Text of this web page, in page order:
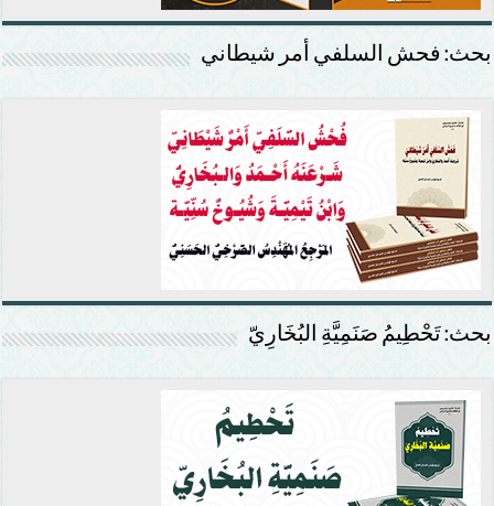
بحث: فحش السلفي أمر شيطاني
بحث: تَحْطِيمُ صَنَمِيَّةِ البُخَارِيّ